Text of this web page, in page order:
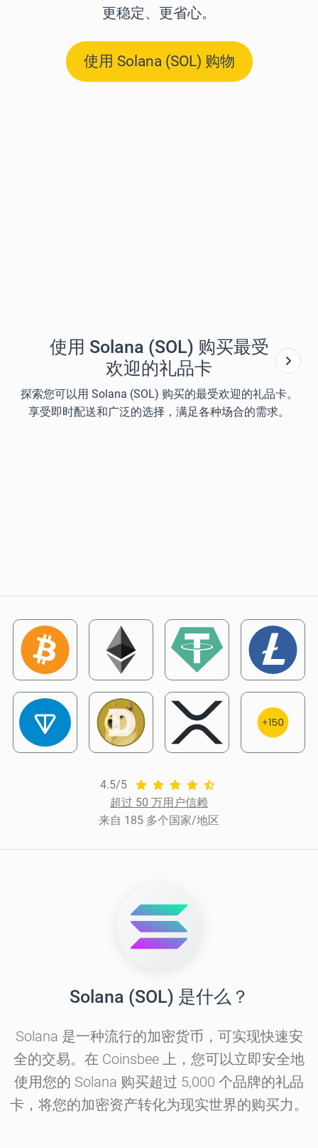
更稳定、更省心。
使用 Solana (SOL) 购物
使用 Solana (SOL) 购买最受
欢迎的礼品卡
探索您可以用 Solana (SOL) 购买的最受欢迎的礼品卡。
享受即时配送和广泛的选择，满足各种场合的需求。
4.5/5
超过 50 万用户信赖
来自 185 多个国家/地区
Solana (SOL) 是什么？
Solana 是一种流行的加密货币，可实现快速安
全的交易。在 Coinsbee 上，您可以立即安全地
使用您的 Solana 购买超过 5,000 个品牌的礼品
卡，将您的加密资产转化为现实世界的购买力。